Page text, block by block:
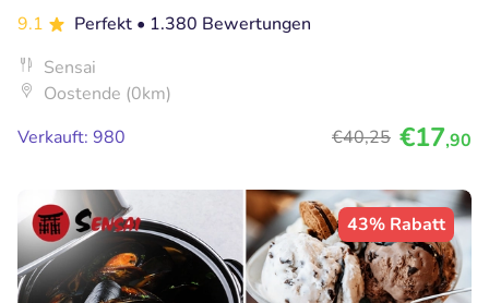
9.1
Perfekt • 1.380 Bewertungen
Sensai
Oostende (0km)
Verkauft: 980
€40,25 €17,90
43% Rabatt